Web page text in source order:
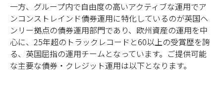
一方、グループ内で自由度の高いアクティブな運用でア
ンコンストレインド債券運用に特化しているのが英国ヘ
ンリー拠点の債券運用部門であり、欧州資産の運用を中
心に、25年超のトラックレコードと60以上の受賞歴を誇
る、英国屈指の運用チームとなっています。ご提供可能
な主要な債券・クレジット運用は以下となります。